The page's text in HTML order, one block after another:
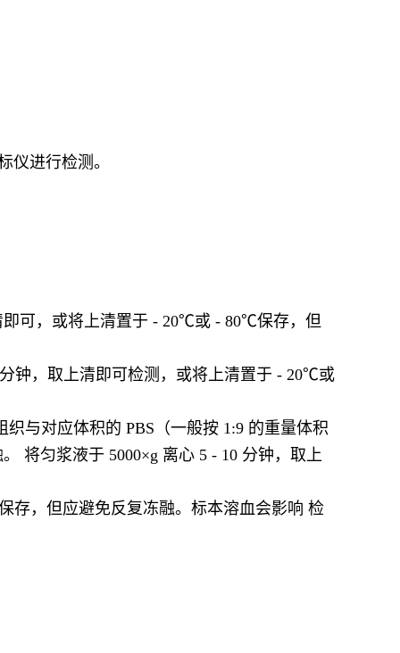
仪进行检测。
可，或将上清置于 - 20℃或 - 80℃保存，但
钟，取上清即可检测，或将上清置于 - 20℃或
与对应体积的 PBS（一般按 1:9 的重量体积
将匀浆液于 5000×g 离心 5 - 10 分钟，取上
存，但应避免反复冻融。标本溶血会影响 检